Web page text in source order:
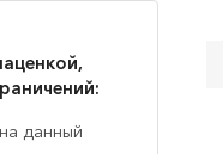
данный